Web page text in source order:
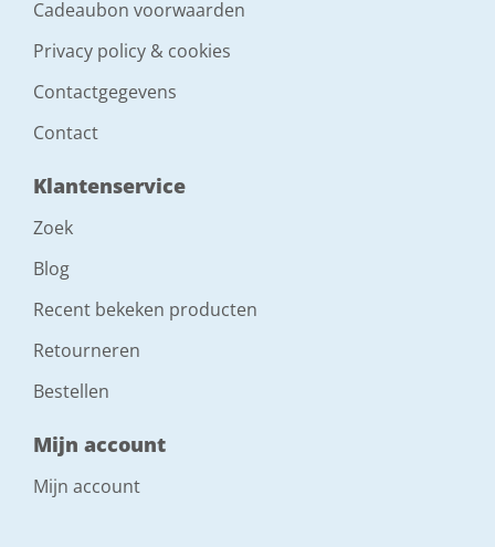
Cadeaubon voorwaarden
Privacy policy & cookies
Contactgegevens
Contact
Klantenservice
Zoek
Blog
Recent bekeken producten
Retourneren
Bestellen
Mijn account
Mijn account